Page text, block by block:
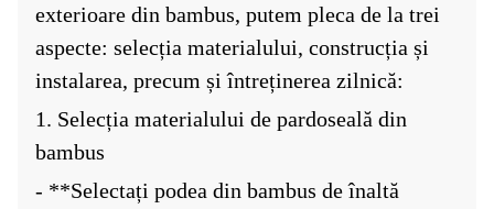
exterioare din bambus, putem pleca de la trei
aspecte: selecția materialului, construcția și
instalarea, precum și întreținerea zilnică:
1. Selecția materialului de pardoseală din
bambus
- **Selectați podea din bambus de înaltă